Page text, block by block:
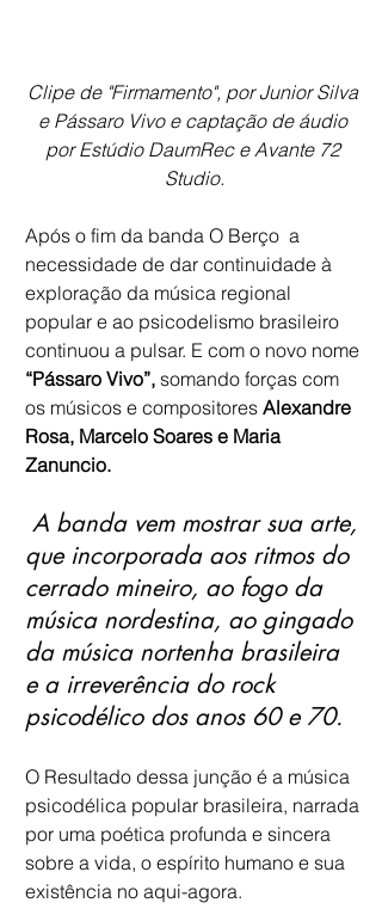
Clipe de "Firmamento", por Junior Silva
e Pássaro Vivo e captação de áudio
por Estúdio DaumRec e Avante 72
Studio.
Após o fim da banda O Berço  a
necessidade de dar continuidade à
exploração da música regional
popular e ao psicodelismo brasileiro
continuou a pulsar. E com o novo nome
“Pássaro Vivo”, somando forças com
os músicos e compositores Alexandre
Rosa, Marcelo Soares e Maria
Zanuncio.
que incorporada aos ritmos do
cerrado mineiro, ao fogo da
música nordestina, ao gingado
da música nortenha brasileira
e a irreverência do rock
psicodélico dos anos 60 e 70.
O Resultado dessa junção é a música
psicodélica popular brasileira, narrada
por uma poética profunda e sincera
sobre a vida, o espírito humano e sua
existência no aqui-agora.